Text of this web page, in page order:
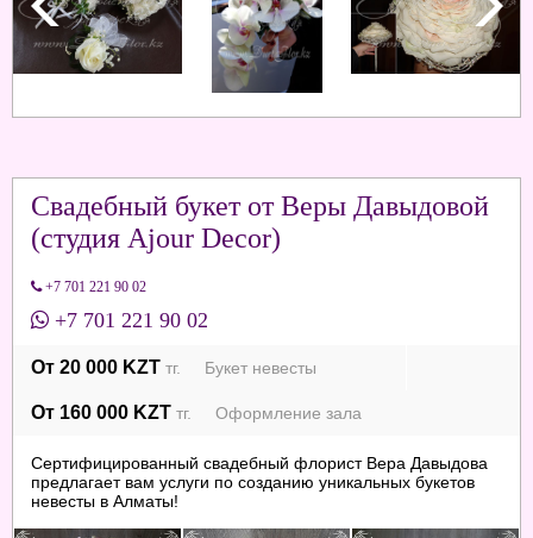
Свадебный букет от Веры Давыдовой
(студия Ajour Decor)
+7 701 221 90 02
+7 701 221 90 02
От 20 000 KZT тг. Букет невесты
От 160 000 KZT тг. Оформление зала
Сертифицированный свадебный флорист Вера Давыдова
предлагает вам услуги по созданию уникальных букетов
невесты в Алматы!